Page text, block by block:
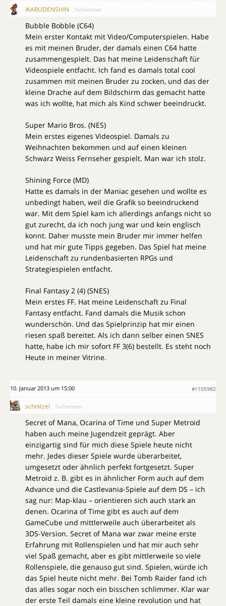
IKARUDENSHIN Teilnehmer
Bubble Bobble (C64)
Mein erster Kontakt mit Video/Computerspielen. Habe
es mit meinen Bruder, der damals einen C64 hatte
zusammengespielt. Das hat meine Leidenschaft für
Videospiele entfacht. Ich fand es damals total cool
zusammen mit meinen Bruder zu zocken, und das der
kleine Drache auf dem Bildschirm das gemacht hatte
was ich wollte, hat mich als Kind schwer beeindruckt.
Super Mario Bros. (NES)
Mein erstes eigenes Videospiel. Damals zu
Weihnachten bekommen und auf einen kleinen
Schwarz Weiss Fernseher gespielt. Man war ich stolz.
Shining Force (MD)
Hatte es damals in der Maniac gesehen und wollte es
unbedingt haben, weil die Grafik so beeindruckend
war. Mit dem Spiel kam ich allerdings anfangs nicht so
gut zurecht, da ich noch jung war und kein englisch
konnt. Daher musste mein Bruder mir immer helfen
und hat mir gute Tipps gegeben. Das Spiel hat meine
Leidenschaft zu rundenbasierten RPGs und
Strategiespielen entfacht.
Final Fantasy 2 (4) (SNES)
Mein erstes FF. Hat meine Leidenschaft zu Final
Fantasy entfacht. Fand damals die Musik schon
wunderschön. Und das Spielprinzip hat mir einen
riesen spaß bereitet. Als ich dann selber einen SNES
hatte, habe ich mir sofort FF 3(6) bestellt. Es steht noch
Heute in meiner Vitrine.
10. Januar 2013 um 15:00 #1105982
schnitzel Teilnehmer
Secret of Mana, Ocarina of Time und Super Metroid
haben auch meine Jugendzeit geprägt. Aber
einzigartig sind für mich diese Spiele heute nicht
mehr. Jedes dieser Spiele wurde überarbeitet,
umgesetzt oder ähnlich perfekt fortgesetzt. Super
Metroid z. B. gibt es in ähnlicher Form auch auf dem
Advance und die Castlevania-Spiele auf dem DS – ich
sag nur: Map-klau – orientieren sich auch stark an
denen. Ocarina of Time gibt es auch auf dem
GameCube und mittlerweile auch überarbeitet als
3DS-Version. Secret of Mana war zwar meine erste
Erfahrung mit Rollenspielen und hat mir auch sehr
viel Spaß gemacht, aber es gibt mittlerweile so viele
Rollenspiele, die genauso gut sind. Spielen, würde ich
das Spiel heute nicht mehr. Bei Tomb Raider fand ich
das alles sogar noch ein bisschen schlimmer. Klar war
der erste Teil damals eine kleine revolution und hat